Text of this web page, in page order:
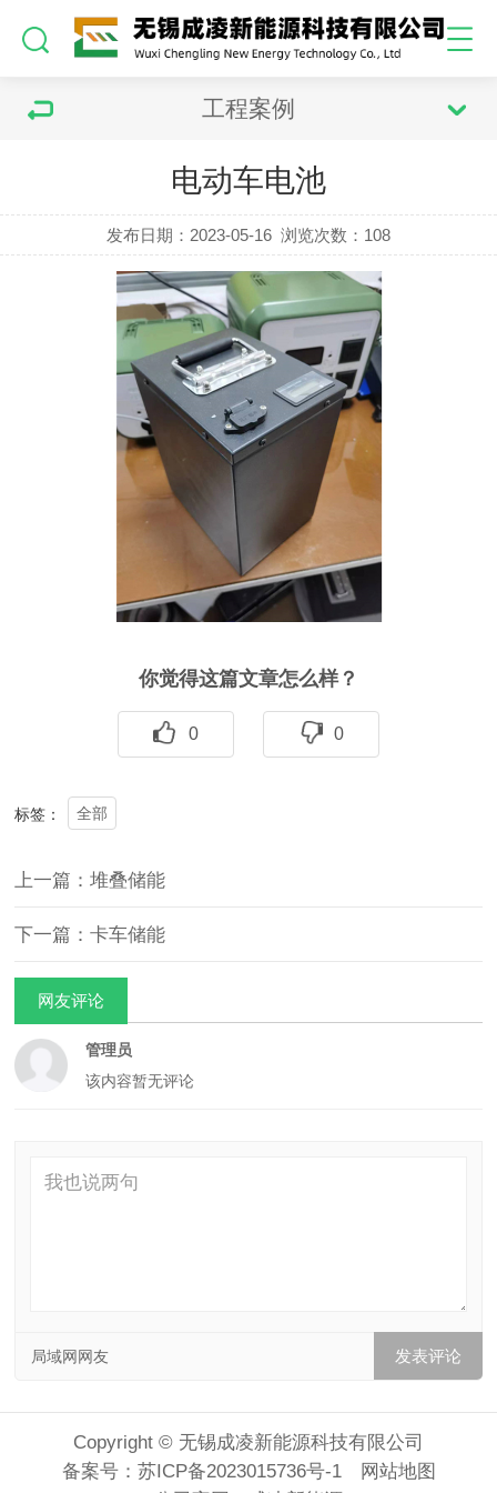
工程案例
电动车电池
发布日期：2023-05-16 浏览次数： 108
你觉得这篇文章怎么样？
0 0
标签： 全部
上一篇：堆叠储能
下一篇：卡车储能
网友评论
管理员
该内容暂无评论
局域网网友
Copyright © 无锡成凌新能源科技有限公司
备案号： 苏ICP备2023015736号-1
网站地图